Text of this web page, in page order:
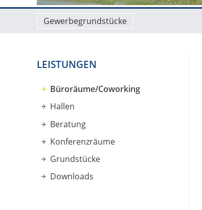
Gewerbegrundstücke
LEISTUNGEN
Büroräume/Coworking
Hallen
Beratung
Konferenzräume
Grundstücke
Downloads